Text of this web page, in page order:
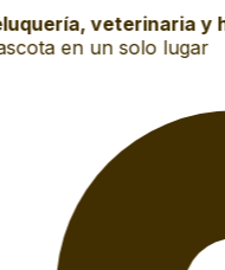
veterinaria y
en un solo lugar